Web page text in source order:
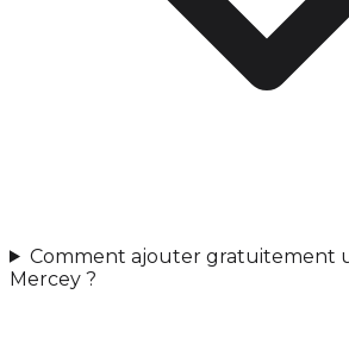
Comment ajouter gratuitement
Mercey ?